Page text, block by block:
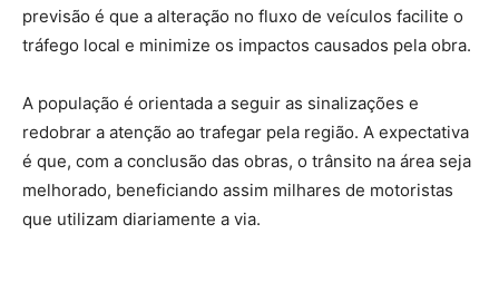
previsão é que a alteração no fluxo de veículos facilite o
tráfego local e minimize os impactos causados pela obra.
A população é orientada a seguir as sinalizações e
redobrar a atenção ao trafegar pela região. A expectativa
é que, com a conclusão das obras, o trânsito na área seja
melhorado, beneficiando assim milhares de motoristas
que utilizam diariamente a via.